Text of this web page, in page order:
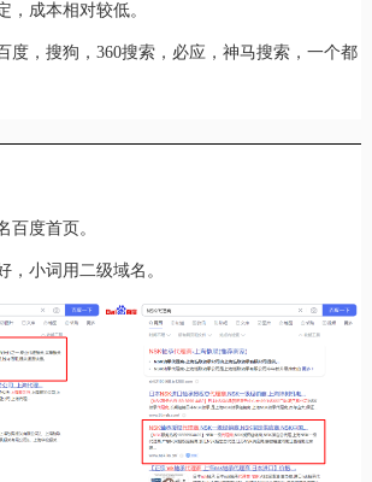
，成本相对较低。
度，搜狗，360搜索，必应，神马搜索，一个都
百度首页。
，小词用二级域名。